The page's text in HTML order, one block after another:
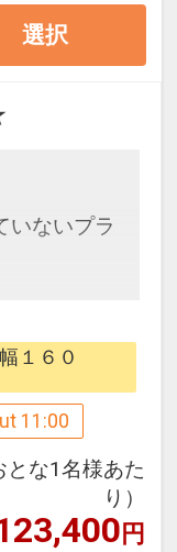
ックイン
DP-2-
選択
いないプラ
いませ。
金不要
１６０
11:00
とな1名様あた
り）
円